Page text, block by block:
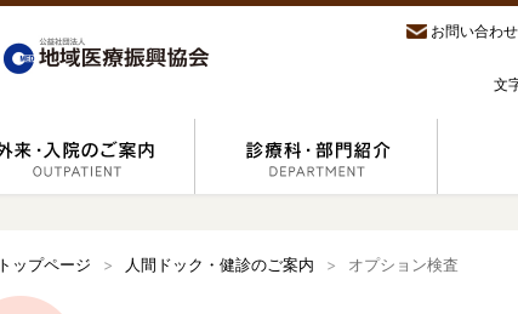
お問い合わせ
文
トップページ 人間ドック・健診のご案内 オプション検査